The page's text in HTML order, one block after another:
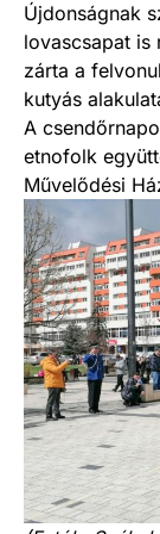
Újdonságnak
lovascsapat is
zárta a
kutyás
A
etnofolk
Művelődési